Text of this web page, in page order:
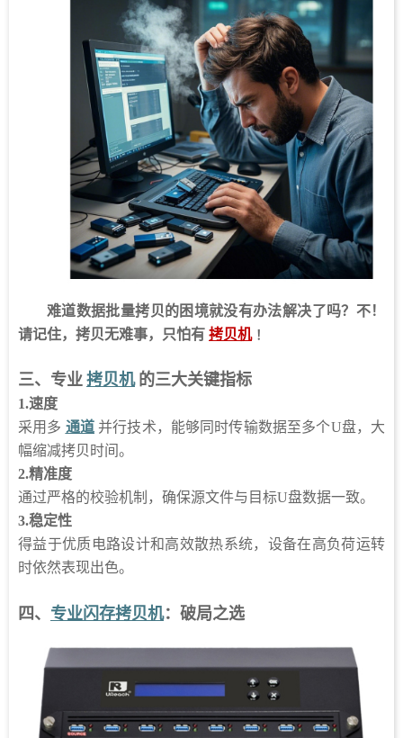
难道数据批量拷贝的困境就没有办法解决了吗？不！
请记住，拷贝无难事，只怕有 拷贝机 ！
三、专业 拷贝机 的三大关键指标
1.速度
采用多 通道 并行技术，能够同时传输数据至多个U盘，大
幅缩减拷贝时间。
2.精准度
通过严格的校验机制，确保源文件与目标U盘数据一致。
3.稳定性
得益于优质电路设计和高效散热系统，设备在高负荷运转
时依然表现出色。
四、 专业闪存拷贝机：破局之选